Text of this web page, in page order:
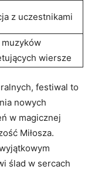
z uczestnikami
wiersze
festiwal‌ to
nowych
w magicznej‍
Miłosza.
ślad w sercach